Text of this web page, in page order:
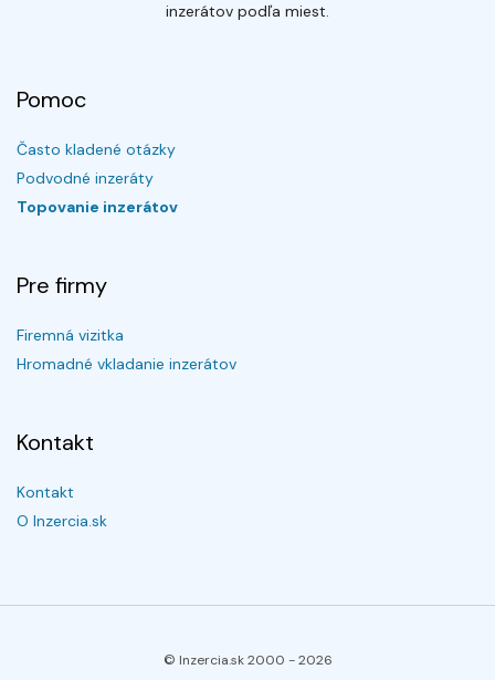
inzerátov podľa miest.
Pomoc
Často kladené otázky
Podvodné inzeráty
Topovanie inzerátov
Pre firmy
Firemná vizitka
Hromadné vkladanie inzerátov
Kontakt
Kontakt
O Inzercia.sk
© Inzercia.sk 2000 -2026